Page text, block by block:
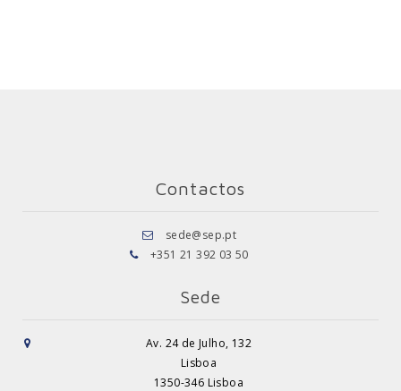
Contactos
sede@sep.pt
+351 21 392 03 50
Sede
Av. 24 de Julho, 132
Lisboa
1350-346 Lisboa